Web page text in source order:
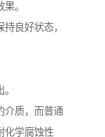
。
良好状态，
介质，而普通
化学腐蚀性